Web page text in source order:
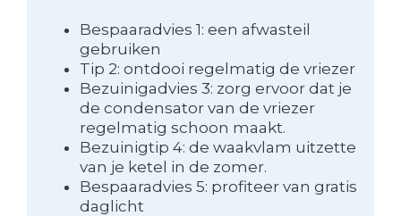
Bespaaradvies 1: een afwasteil
gebruiken
Tip 2: ontdooi regelmatig de vriezer
Bezuinigadvies 3: zorg ervoor dat je
de condensator van de vriezer
regelmatig schoon maakt.
Bezuinigtip 4: de waakvlam uitzette
van je ketel in de zomer.
Bespaaradvies 5: profiteer van gratis
daglicht